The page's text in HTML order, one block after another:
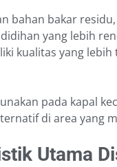
bahan bakar
yang lebih
kualitas yang
pada kapal
di area yang
Utama